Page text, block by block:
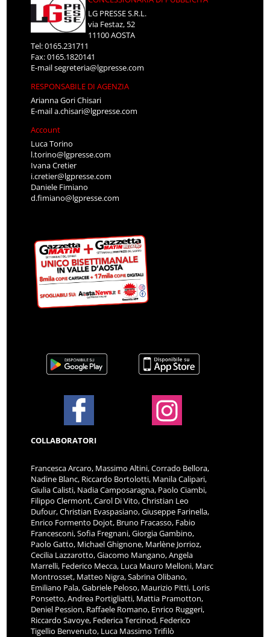
LG PRESSE S.R.L.
via Festaz, 52
11100 AOSTA
Tel: 0165.231711
Fax: 0165.1820141
E-mailsegreteria@lgpresse.com
RESPONSABILE DI AGENZIA
Arianna Gori Chisari
E-maila.chisari@lgpresse.com
Account
Luca Torino
l.torino@lgpresse.com
Ivana Cretier
i.cretier@lgpresse.com
Daniele Fimiano
d.fimiano@lgpresse.com
COLLABORATORI
Francesca Arcaro, Massimo Altini, Corrado Bellora,
Nadine Blanc, Riccardo Bortolotti, Manila Calipari,
Giulia Calisti, Nadia Camposaragna, Paolo Ciambi,
Filippo Clermont, Carol Di Vito, Christian Leo
Dufour, Christian Evaspasiano, Giuseppe Farinella,
Enrico Formento Dojot, Bruno Fracasso, Fabio
Francesconi, Sofia Fregnani, Giorgia Gambino,
Paolo Gatto, Michael Ghignone, Marlène Jorrioz,
Cecilia Lazzarotto, Giacomo Mangano, Angela
Marrelli, Federico Mecca, Luca Mauro Melloni, Marc
Montrosset, Matteo Nigra, Sabrina Olibano,
Emiliano Pala, Gabriele Peloso, Maurizio Pitti, Loris
Ponsetto, Andrea Portigliatti, Mattia Pramotton,
Deniel Pession, Raffaele Romano, Enrico Ruggeri,
Riccardo Savoye, Federica Tercinod, Federico
Tigellio Benvenuto, Luca Massimo Trifilò